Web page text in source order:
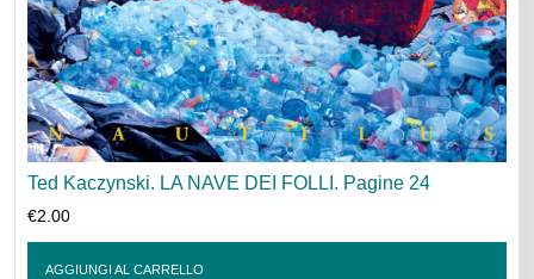
Ted Kaczynski. LA NAVE DEI FOLLI. Pagine 24
€2.00
AGGIUNGI AL CARRELLO